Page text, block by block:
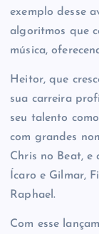
exemplo desse
algoritmos que
música,
Heitor, que
sua carreira
seu talento
com grandes
Chris no Beat, e
Ícaro e Gilmar,
Raphael.
Com esse